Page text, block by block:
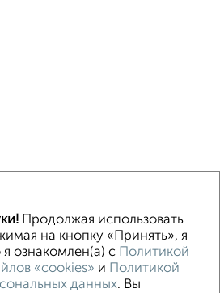
паркинге Без посредников
конфиденциальности
Продолжая использовать
на кнопку «Принять», я
ознакомлен(а) с Политикой
«cookies» и Политикой
данных. Вы